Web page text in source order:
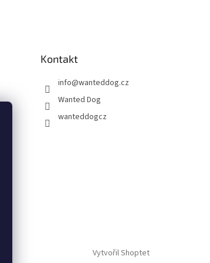
Kontakt
info@wanteddog.cz
Wanted Dog
wanteddogcz
Vytvořil Shoptet